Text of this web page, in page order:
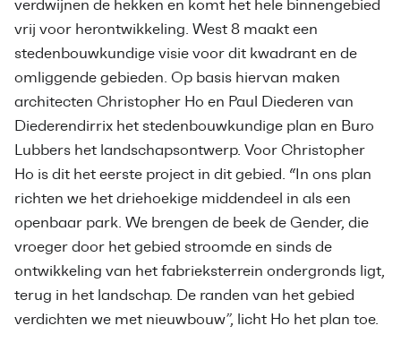
verdwijnen de hekken en komt het hele binnengebied
vrij voor herontwikkeling. West 8 maakt een
stedenbouwkundige visie voor dit kwadrant en de
omliggende gebieden. Op basis hiervan maken
architecten Christopher Ho en Paul Diederen van
Diederendirrix het stedenbouwkundige plan en Buro
Lubbers het landschapsontwerp. Voor Christopher
Ho is dit het eerste project in dit gebied. “In ons plan
richten we het driehoekige middendeel in als een
openbaar park. We brengen de beek de Gender, die
vroeger door het gebied stroomde en sinds de
ontwikkeling van het fabrieksterrein ondergronds ligt,
terug in het landschap. De randen van het gebied
verdichten we met nieuwbouw”, licht Ho het plan toe.